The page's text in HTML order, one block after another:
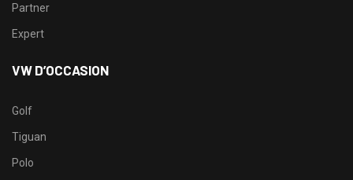
Partner
Expert
VW D’OCCASION
Golf
Tiguan
Polo